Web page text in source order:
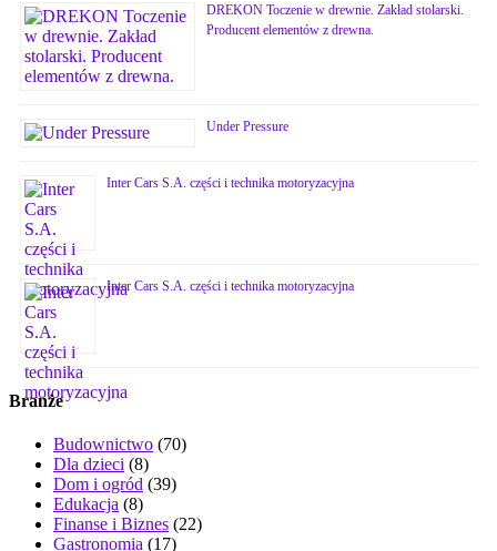
DREKON Toczenie w drewnie. Zakład stolarski.
Producent elementów z drewna.
Under Pressure
Inter Cars S.A. części i technika motoryzacyjna
Inter Cars S.A. części i technika motoryzacyjna
Branże
Budownictwo (70)
Dla dzieci (8)
Dom i ogród (39)
Edukacja (8)
Finanse i Biznes (22)
Gastronomia (17)